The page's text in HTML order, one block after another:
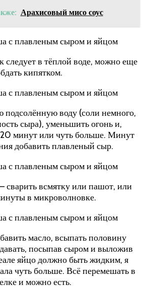
Арахисовый мисо соус
в тёплой воде, можно еще
кипятком.
воду (соли немного,
сыра), уменьшить огонь и,
минут или чуть больше. Минут
добавить плавленый сыр.
сварить всмятку или пашот, или
в микроволновке.
масло, всыпать половину
посыпав сыром и выложив
яйцо должно быть жидким, я
чуть больше. Всё перемешать в
и можно есть.